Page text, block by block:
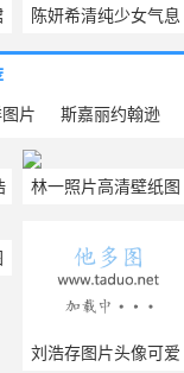
陈妍希清纯少女气息
摄影照片欣赏
片 斯嘉丽约翰逊
林一照片高清壁纸图
感超帅图片
刘浩存图片头像可爱